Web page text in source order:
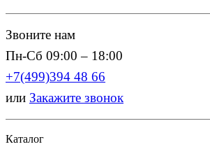
Звоните нам
Пн-Сб 09:00 – 18:00
+7(499)394 48 66
или Закажите звонок
Каталог